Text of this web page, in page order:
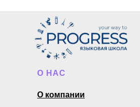
О НАС
О компании